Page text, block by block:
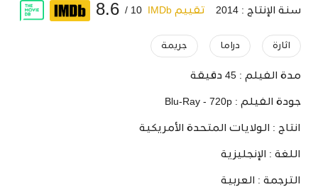
سنة الإنتاج : 2014 تقييم IMDb 10 /
8.6
اثارة دراما جريمة
مدة الفيلم : 45 دقيقة
جودة الفيلم : Blu-Ray - 720p
انتاج : الولايات المتحدة الأمريكية
اللغة : الإنجليزية
الترجمة : العربية